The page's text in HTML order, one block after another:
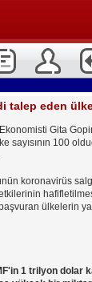
talep eden
Gita
sayısının 100
koronavirüs
ülkelerin
1 trilyon dolar